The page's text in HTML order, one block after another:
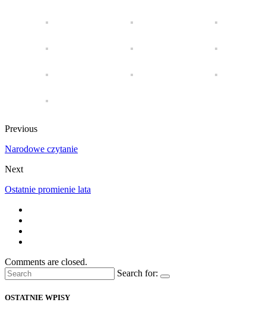
Previous
Narodowe czytanie
Next
Ostatnie promienie lata
Comments are closed.
Search for:
OSTATNIE WPISY